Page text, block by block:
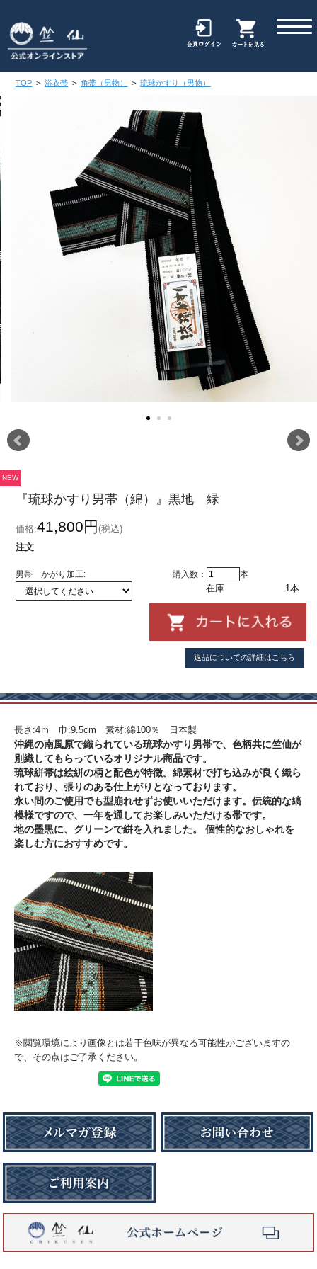
TOP > 浴衣帯 > 角帯（男物） > 琉球かすり（男物）
NEW
『琉球かすり男帯（綿）』黒地 緑
価格:41,800円(税込)
注文
男帯 かがり加工: 購入数： 本
在庫 1本
返品についての詳細はこちら
長さ:4ｍ 巾:9.5cm 素材:綿100％ 日本製
沖縄の南風原で織られている琉球かすり男帯で、色柄共に竺仙が
別織してもらっているオリジナル商品です。
琉球絣帯は絵絣の柄と配色が特徴。綿素材で打ち込みが良く織ら
れており、張りのある仕上がりとなっております。
永い間のご使用でも型崩れせずお使いいただけます。伝統的な縞
模様ですので、一年を通してお楽しみいただける帯です。
地の墨黒に、グリーンで絣を入れました。 個性的なおしゃれを
楽しむ方におすすめです。
※閲覧環境により画像とは若干色味が異なる可能性がございますの
で、その点はご了承ください。